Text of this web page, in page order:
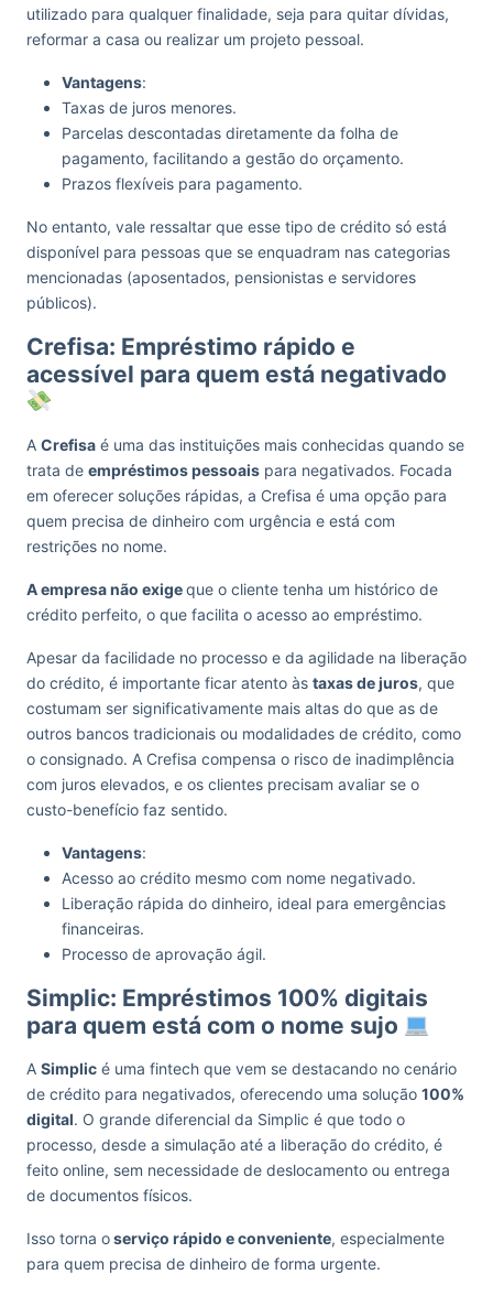
utilizado para qualquer finalidade, seja para quitar dívidas,
reformar a casa ou realizar um projeto pessoal.
Vantagens:
Taxas de juros menores.
Parcelas descontadas diretamente da folha de
pagamento, facilitando a gestão do orçamento.
Prazos flexíveis para pagamento.
No entanto, vale ressaltar que esse tipo de crédito só está
disponível para pessoas que se enquadram nas categorias
mencionadas (aposentados, pensionistas e servidores
públicos).
Crefisa: Empréstimo rápido e
acessível para quem está negativado
A Crefisa é uma das instituições mais conhecidas quando se
trata de empréstimos pessoais para negativados. Focada
em oferecer soluções rápidas, a Crefisa é uma opção para
quem precisa de dinheiro com urgência e está com
restrições no nome.
A empresa não exigeque o cliente tenha um histórico de
crédito perfeito, o que facilita o acesso ao empréstimo.
Apesar da facilidade no processo e da agilidade na liberação
do crédito, é importante ficar atento às taxas de juros, que
costumam ser significativamente mais altas do que as de
outros bancos tradicionais ou modalidades de crédito, como
o consignado. A Crefisa compensa o risco de inadimplência
com juros elevados, e os clientes precisam avaliar se o
custo-benefício faz sentido.
Vantagens:
Acesso ao crédito mesmo com nome negativado.
Liberação rápida do dinheiro, ideal para emergências
financeiras.
Processo de aprovação ágil.
Simplic: Empréstimos 100% digitais
para quem está com o nome sujo
A Simplic é uma fintech que vem se destacando no cenário
de crédito para negativados, oferecendo uma solução 100%
digital. O grande diferencial da Simplic é que todo o
processo, desde a simulação até a liberação do crédito, é
feito online, sem necessidade de deslocamento ou entrega
de documentos físicos.
Isso torna oserviço rápido e conveniente, especialmente
para quem precisa de dinheiro de forma urgente.